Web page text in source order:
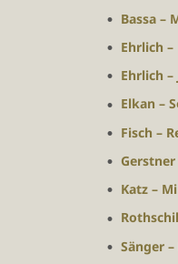
Bassa –
Ehrlich –
Ehrlich –
Elkan –
Fisch –
Gerstner
Katz –
Sänger